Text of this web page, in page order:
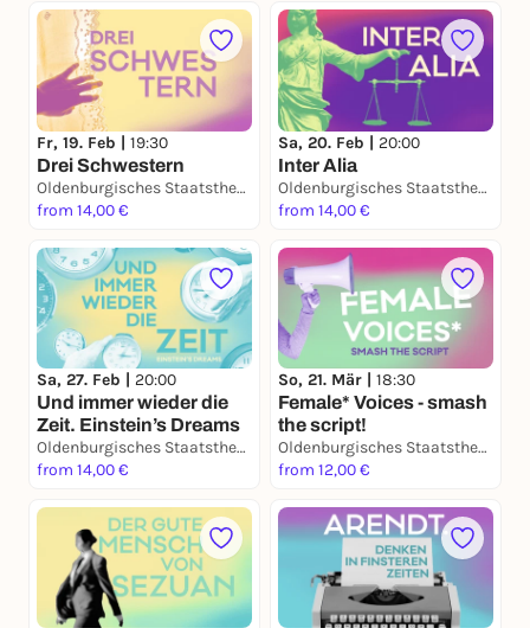
Fr, 19. Feb | 19:30
Drei Schwestern
Oldenburgisches Staatstheater
from 14,00 €
Sa, 20. Feb | 20:00
Inter Alia
Oldenburgisches Staatstheater
from 14,00 €
Sa, 27. Feb | 20:00
Und immer wieder die
Zeit. Einstein’s Dreams
Oldenburgisches Staatstheater
from 14,00 €
So, 21. Mär | 18:30
Female* Voices - smash
the script!
Oldenburgisches Staatstheater
from 12,00 €